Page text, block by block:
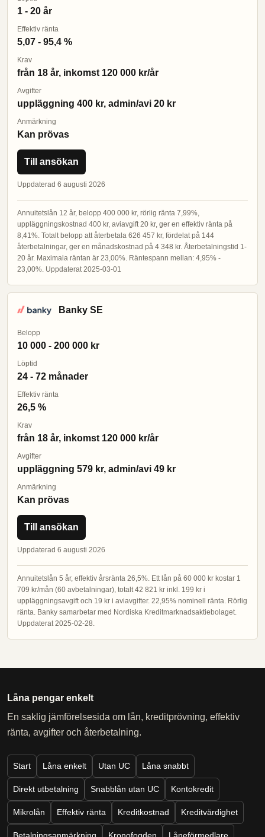
1 - 20 år
Effektiv ränta
5,07 - 95,4 %
Krav
från 18 år, inkomst 120 000 kr/år
Avgifter
uppläggning 400 kr, admin/avi 20 kr
Anmärkning
Kan prövas
Till ansökan
Uppdaterad 6 augusti 2026
Annuitetslån 12 år, belopp 400 000 kr, rörlig ränta 7,99%,
uppläggningskostnad 400 kr, aviavgift 20 kr, ger en effektiv ränta på
8,41%. Totalt belopp att återbetala 626 457 kr, fördelat på 144
återbetalningar, ger en månadskostnad på 4 348 kr. Återbetalningstid 1-
20 år. Maximala räntan är 23,00%. Räntespann mellan: 4,95% -
23,00%. Uppdaterat 2025-03-01
Banky SE
Belopp
10 000 - 200 000 kr
Löptid
24 - 72 månader
Effektiv ränta
26,5 %
Krav
från 18 år, inkomst 120 000 kr/år
Avgifter
uppläggning 579 kr, admin/avi 49 kr
Anmärkning
Kan prövas
Till ansökan
Uppdaterad 6 augusti 2026
Annuitetslån 5 år, effektiv årsränta 26,5%. Ett lån på 60 000 kr kostar 1
709 kr/mån (60 avbetalningar), totalt 42 821 kr inkl. 199 kr i
uppläggningsavgift och 19 kr i aviavgifter. 22,95% nominell ränta. Rörlig
ränta. Banky samarbetar med Nordiska Kreditmarknadsaktiebolaget.
Uppdaterat 2025-02-28.
Låna pengar enkelt
En saklig jämförelsesida om lån, kreditprövning, effektiv
ränta, avgifter och återbetalning.
Start Låna enkelt Utan UC Låna snabbt
Direkt utbetalning Snabblån utan UC Kontokredit
Mikrolån Effektiv ränta Kreditkostnad Kreditvärdighet